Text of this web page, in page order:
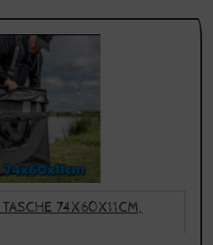
74X60X11CM,